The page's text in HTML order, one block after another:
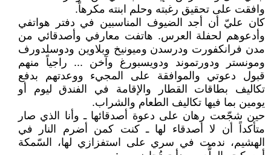
وافقت على تحقيق رغبته وحلم ابنته مكرهاً.
كان عليّ أن أجد الضيوف المناسبين في دفتر هواتفي
وأدعوهم لحفلة العرس. هاتفت معارفي وأصدقائي من
مدن فرانكفورت ودرسدن وميونيخ وبلاوين ودوسلدورف
ومونستر ودورتموند ودويسبورغ وآخن ... راجياً منهم
قبول دعوتي والموافقة على المجيء ووعدتهم بدفع
تكاليف بطاقات القطار والإقامة في الفندق ليوم أو
يومين بما فيها تكاليف الطعام والشراب.
حين شجّعت رهان على دعوة أصدقائها ـ وأنا الذي صار
متأكداً أن لا أصدقاء لها ـ كنت كمن أضرم النار في
الهشيم، ندمت في سري على استفزازي لها، السّمكة